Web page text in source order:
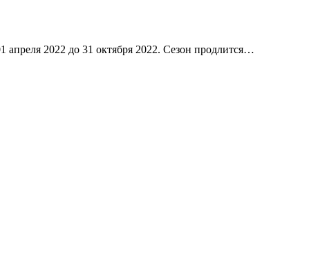
2022 до 31 октября 2022. Сезон продлится…